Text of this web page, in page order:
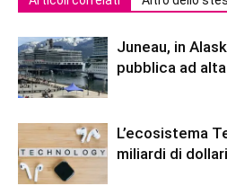
Juneau, in
pubblica ad
L’ecosistema
miliardi di dollari